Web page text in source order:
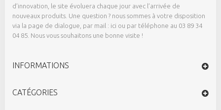
d’innovation, le site évoluera chaque jour avec l’arrivée de
nouveaux produits. Une question ? nous sommes à votre disposition
via la page de dialogue, par mail : ici ou par téléphone au 03 89 34
04 85. Nous vous souhaitons une bonne visite !
INFORMATIONS
CATÉGORIES